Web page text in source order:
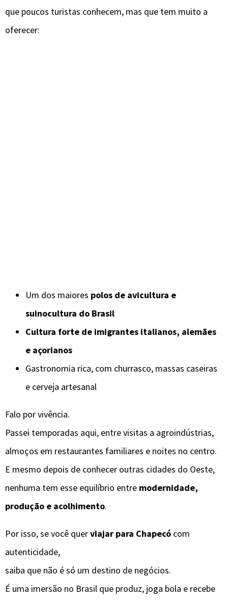
que poucos turistas conhecem, mas que tem muito a
oferecer:
Um dos maiores polos de avicultura e
suinocultura do Brasil
Cultura forte de imigrantes italianos, alemães
e açorianos
Gastronomia rica, com churrasco, massas caseiras
e cerveja artesanal
Falo por vivência.
Passei temporadas aqui, entre visitas a agroindústrias,
almoços em restaurantes familiares e noites no centro.
E mesmo depois de conhecer outras cidades do Oeste,
nenhuma tem esse equilíbrio entre modernidade,
produção e acolhimento.
Por isso, se você querviajar para Chapecó com
autenticidade,
saiba que não é só um destino de negócios.
É uma imersão no Brasil que produz, joga bola e recebe